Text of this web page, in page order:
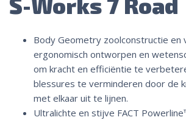
Body Geometry zoolconstructie en
ergonomisch ontworpen en
om kracht en efficiëntie te
blessures te verminderen door de
met elkaar uit te lijnen.
Ultralichte en stijve FACT